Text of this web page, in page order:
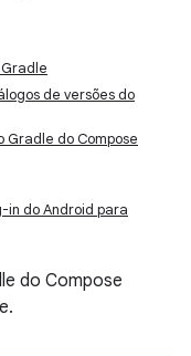
de versões do
Gradle do Compose
in do Android para
do Compose